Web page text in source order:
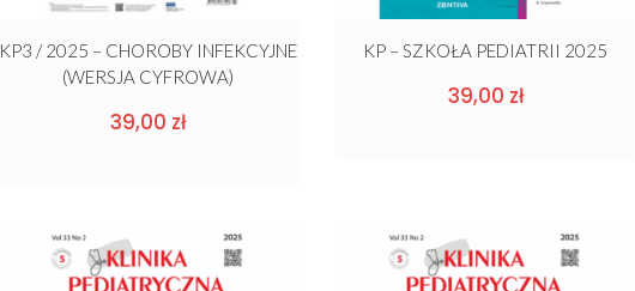
KP3 / 2025 – CHOROBY INFEKCYJNE
(WERSJA CYFROWA)
39,00 zł
KP – SZKOŁA PEDIATRII 2025
39,00 zł